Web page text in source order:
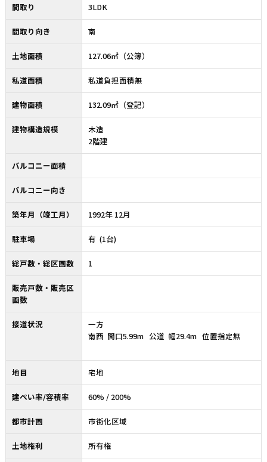
間取り 3LDK
間取り向き 南
土地面積 127.06㎡（公簿）
私道面積 私道負担面積無
建物面積 132.09㎡（登記）
建物構造規模
木造
2階建
バルコニー面積
バルコニー向き
築年月（竣工月） 1992年 12月
駐車場 有 (1台)
総戸数・総区画数 1
販売戸数・販売区
画数
接道状況
一方
南西 間口5.99m 公道 幅29.4m 位置指定無
地目 宅地
建ぺい率/容積率 60% / 200%
都市計画 市街化区域
土地権利 所有権